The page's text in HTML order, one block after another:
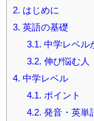
2. はじめに
3. 英語の基礎
3.1. 中学レベル
3.2. 伸び悩む人
4. 中学レベル
4.1. ポイント
4.2. 発音・英単